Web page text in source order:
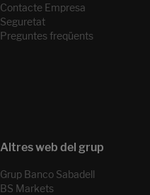
Contacte Empresa
Seguretat
Preguntes freqüents
Grup Banco Sabadell
BS Markets